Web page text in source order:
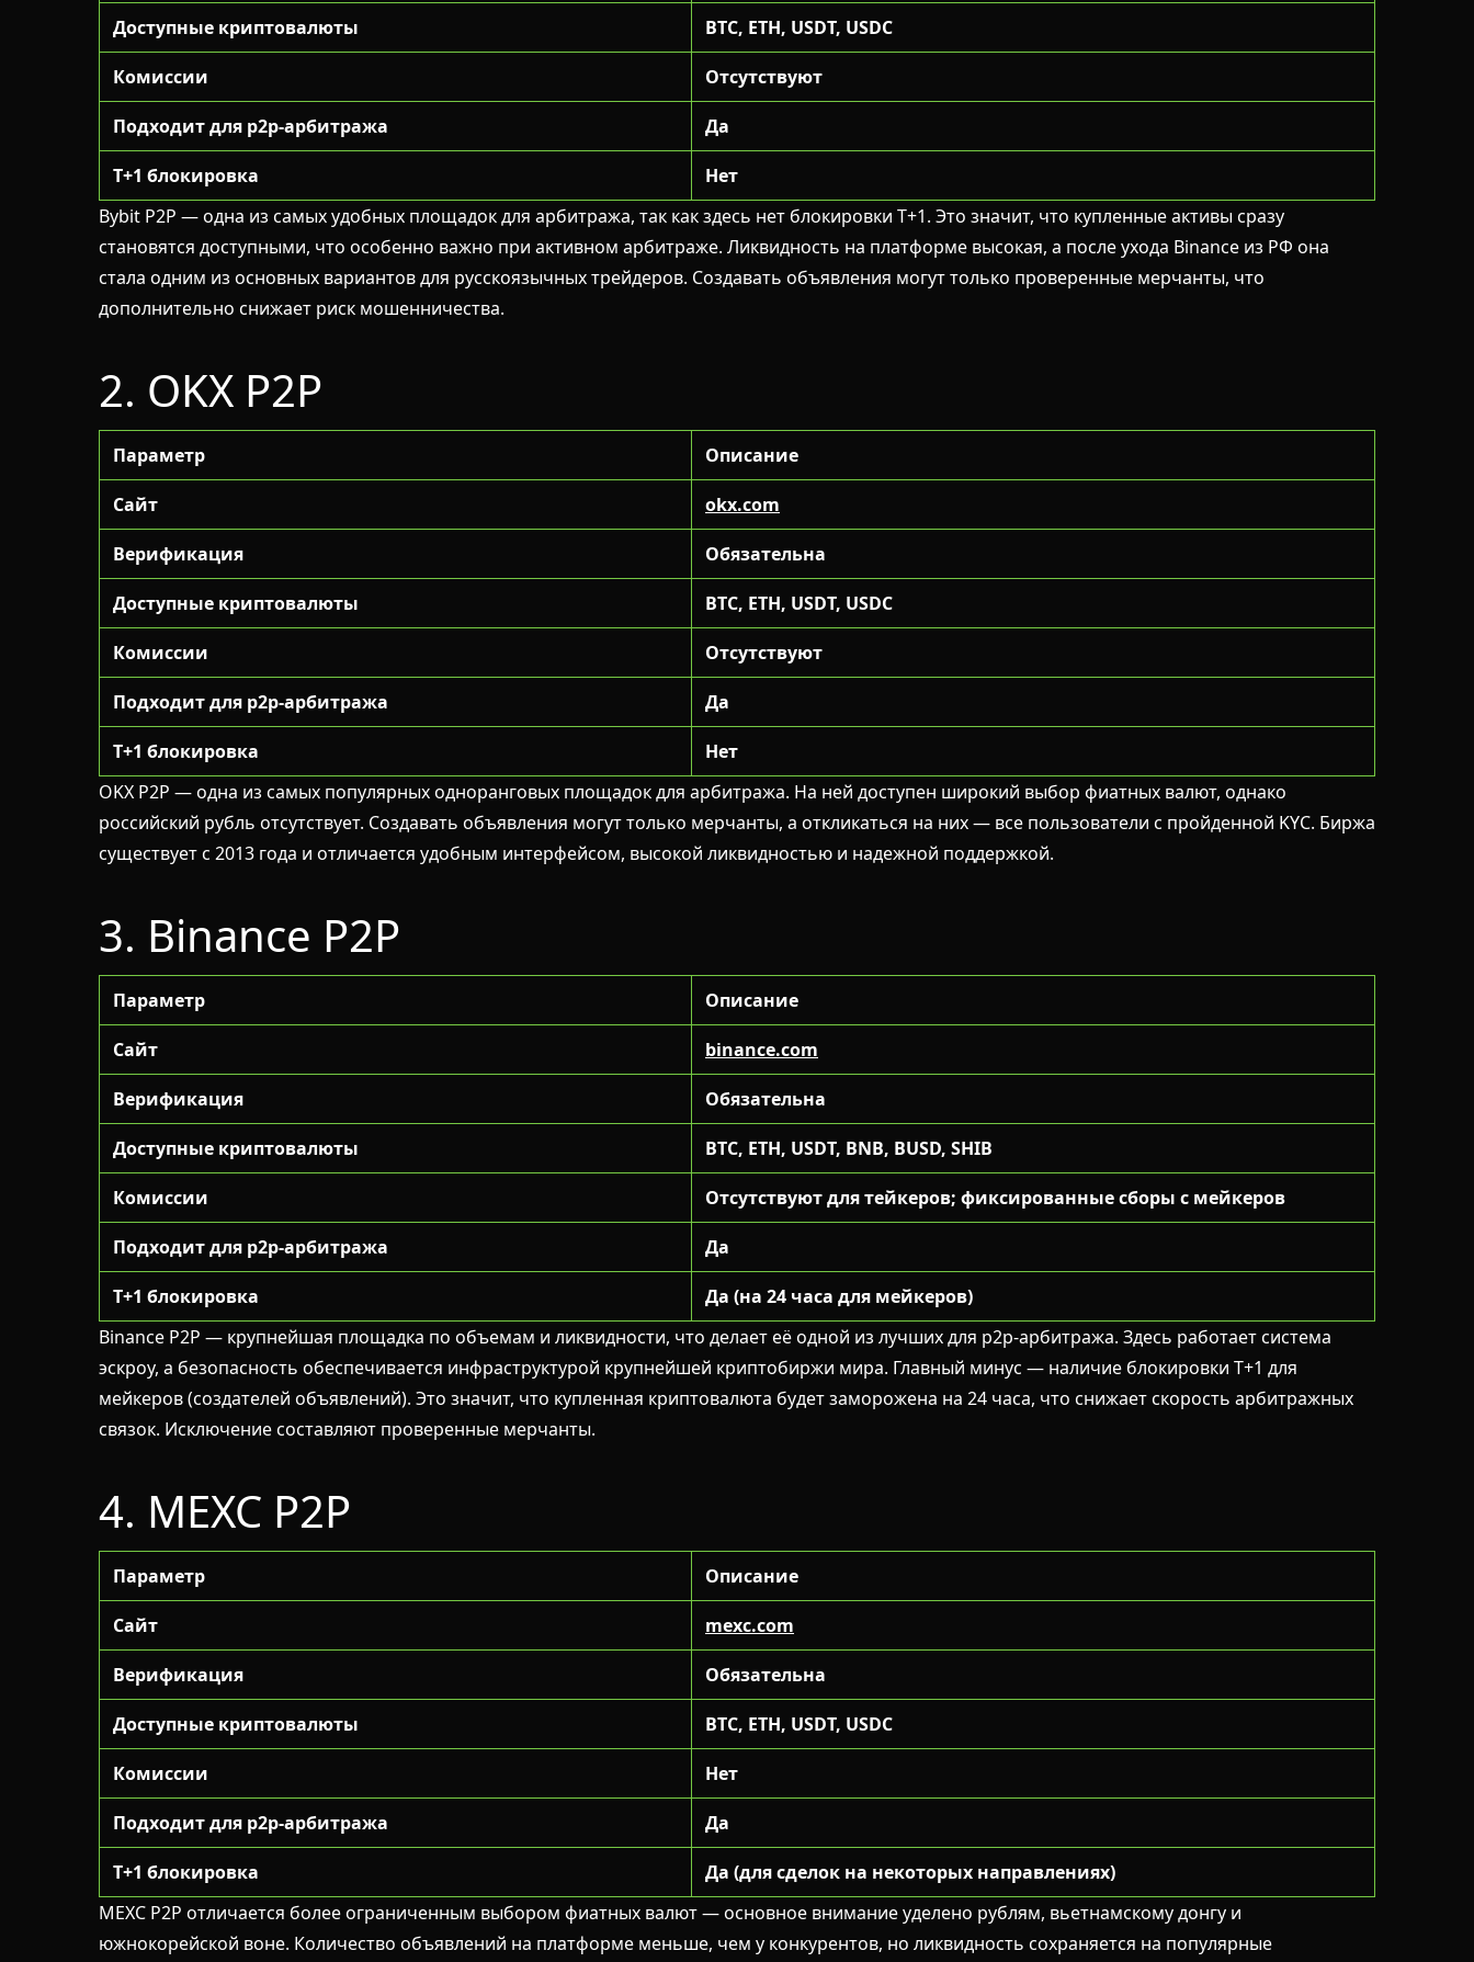
Доступные криптовалюты BTC, ETH, USDT, USDC
Комиссии Отсутствуют
Подходит для p2p-арбитража Да
T+1 блокировка
Нет
Bybit P2P — одна из самых удобных площадок для арбитража, так как здесь нет блокировки T+1. Это значит, что купленные активы сразу
становятся доступными, что особенно важно при активном арбитраже. Ликвидность на платформе высокая, а после ухода Binance из РФ она
стала одним из основных вариантов для русскоязычных трейдеров. Создавать объявления могут только проверенные мерчанты, что
дополнительно снижает риск мошенничества.
2. OKX P2P
Параметр Описание
Сайт okx.com
Верификация Обязательна
Доступные криптовалюты BTC, ETH, USDT, USDC
Комиссии Отсутствуют
Подходит для p2p-арбитража Да
T+1 блокировка
Нет
OKX P2P — одна из самых популярных одноранговых площадок для арбитража. На ней доступен широкий выбор фиатных валют, однако
российский рубль отсутствует. Создавать объявления могут только мерчанты, а откликаться на них — все пользователи с пройденной KYC. Биржа
существует с 2013 года и отличается удобным интерфейсом, высокой ликвидностью и надежной поддержкой.
3. Binance P2P
Параметр Описание
Сайт binance.com
Верификация Обязательна
Доступные криптовалюты BTC, ETH, USDT, BNB, BUSD, SHIB
Комиссии Отсутствуют для тейкеров; фиксированные сборы с мейкеров
Подходит для p2p-арбитража Да
T+1 блокировка
Да (на 24 часа для мейкеров)
Binance P2P — крупнейшая площадка по объемам и ликвидности, что делает её одной из лучших для p2p-арбитража. Здесь работает система
эскроу, а безопасность обеспечивается инфраструктурой крупнейшей криптобиржи мира. Главный минус — наличие блокировки T+1 для
мейкеров (создателей объявлений). Это значит, что купленная криптовалюта будет заморожена на 24 часа, что снижает скорость арбитражных
связок. Исключение составляют проверенные мерчанты.
4. MEXC P2P
Параметр Описание
Сайт mexc.com
Верификация Обязательна
Доступные криптовалюты BTC, ETH, USDT, USDC
Комиссии Нет
Подходит для p2p-арбитража Да
T+1 блокировка
Да (для сделок на некоторых направлениях)
MEXC P2P отличается более ограниченным выбором фиатных валют — основное внимание уделено рублям, вьетнамскому донгу и
южнокорейской воне. Количество объявлений на платформе меньше, чем у конкурентов, но ликвидность сохраняется на популярные